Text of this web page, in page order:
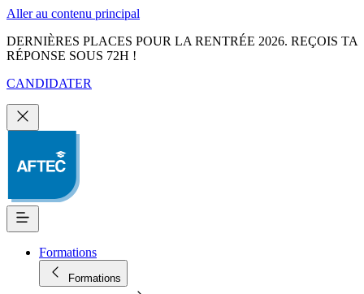
Aller au contenu principal
DERNIÈRES PLACES POUR LA RENTRÉE 2026. REÇOIS TA
RÉPONSE SOUS 72H !
CANDIDATER
Formations
Formations